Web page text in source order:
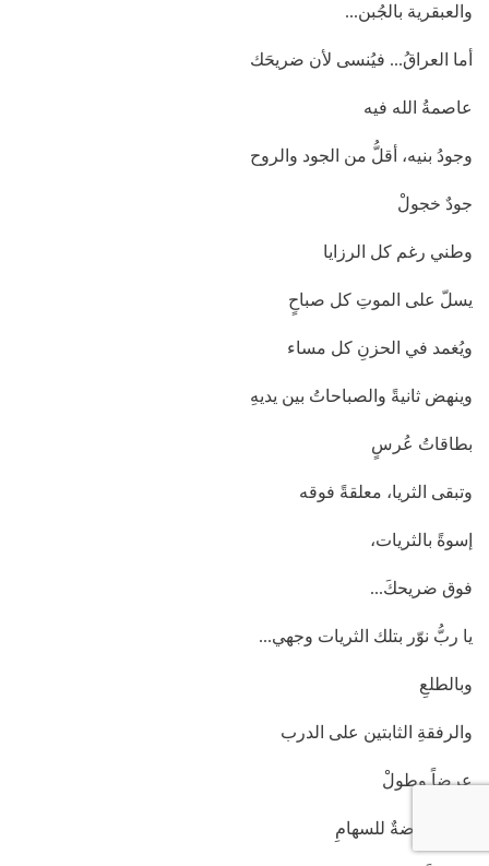
والعبقرية بالجُبن...
أما العراقُ... فيُنسى لأن ضريحَك
عاصمةُ الله فيه
وجودُ بنيه، أقلُّ من الجود والروح
جودٌ خجولْ
وطني رغم كل الرزايا
يسلّ على الموتِ كل صباحٍ
ويُغمد في الحزنِ كل مساء
وينهض ثانيةً والصباحاتُ بين يديهِ
بطاقاتُ عُرسٍ
وتبقى الثريا، معلقةً فوقه
إسوةً بالثريات،
فوق ضريحكَ...
يا ربُّ نوّر بتلك الثريات وجهي...
وبالطلعِ
والرفقةِ الثابتين على الدرب
عرضاً وطولْ
ها أنا عُرضةٌ للسهامِ